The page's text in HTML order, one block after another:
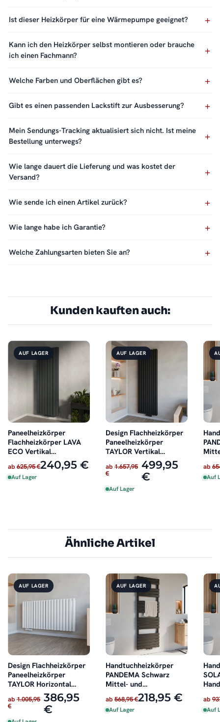
Ist dieser Heizkörper für eine Wärmepumpe geeignet?
Kann ich den Heizkörper selbst montieren oder brauche
ich einen Fachmann?
Welche Farben und Oberflächen gibt es?
Gibt es einen passenden Lackstift zur Ausbesserung?
Mein Sendungs-Tracking aktualisiert sich nicht. Ist meine
Bestellung unterwegs?
Wie lange dauert die Lieferung und was kostet der
Versand?
Wie sende ich einen Artikel zurück?
Wie lange habe ich Garantie?
Welche Zahlungsarten bieten Sie an?
Kunden kauften auch:
AUF LAGER
Paneelheizkörper
Flachheizkörper LAVA
ECO Vertikal
Doppellagig Anthrazit
ab 625,95 €240,95 €
Auf Lager
AUF LAGER
Design Flachheizkörper
Paneelheizkörper
TAYLOR Vertikal
Schwarz 60 x 180 cm
ab 1.657,95
€
499,95
€
Auf Lager
ab
Auf
Ähnliche Artikel
AUF LAGER
Design Flachheizkörper
Paneelheizkörper
TAYLOR Horizontal
ab 1.005,95
€
386,95
€
AUF LAGER
Handtuchheizkörper
PANDEMA Schwarz
Mittel- und
Seitenanschluss
ab 568,95 €218,95 €
Auf Lager
ab
Auf